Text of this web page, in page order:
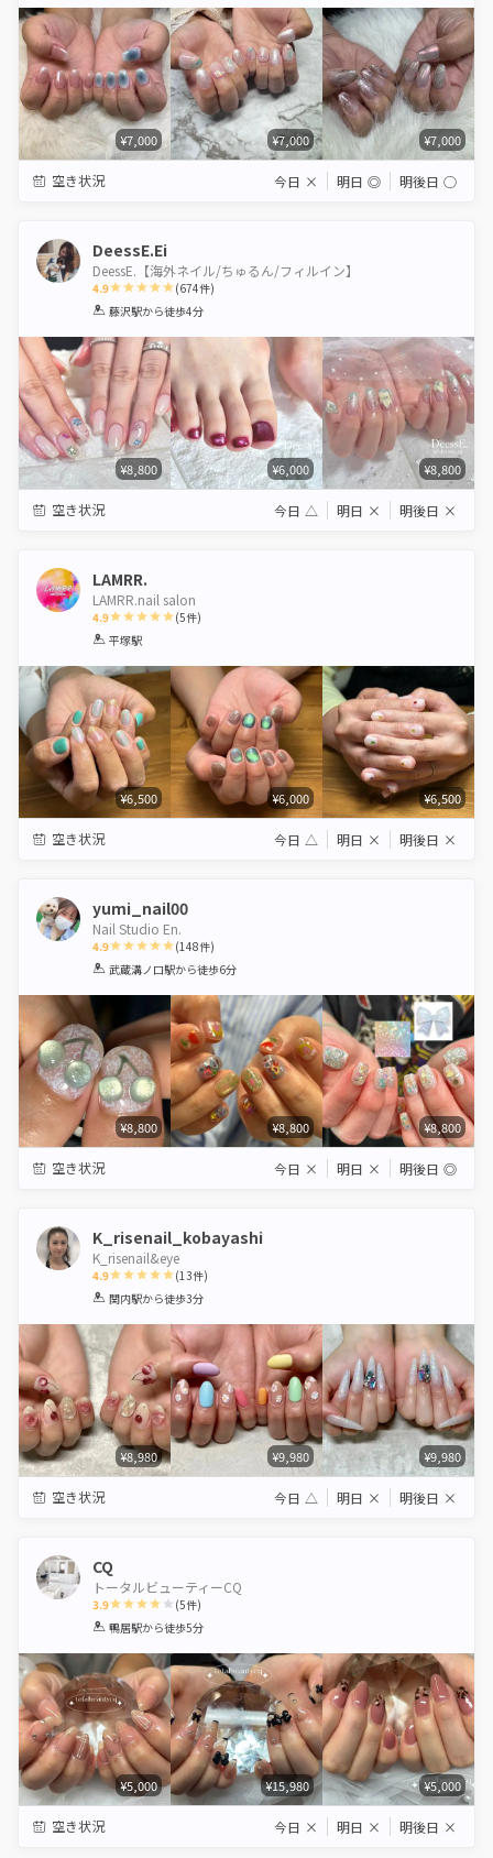
¥7,000 ¥7,000 ¥7,000
空き状況 今日 × 明日 ◎ 明後日 ◯
DeessE.Ei
DeessE.【海外ネイル/ちゅるん/フィルイン】
4.9
1 2 3 4 5
(674件)
藤沢駅から徒歩4分
¥8,800 ¥6,000 ¥8,800
空き状況 今日 △ 明日 × 明後日 ×
LAMRR.
LAMRR.nail salon
4.9
1 2 3
(5件)
平塚駅
¥6,500 ¥6,000 ¥6,500
空き状況 今日 △ 明日 × 明後日 ×
yumi_nail00
Nail Studio En.
4.9
1 2 3 4 5
(148件)
武蔵溝ノ口駅から徒歩6分
¥8,800 ¥8,800 ¥8,800
空き状況 今日 × 明日 × 明後日 ◎
K_risenail_kobayashi
K_risenail&eye
4.9
1 2 3 4 5
(13件)
関内駅から徒歩3分
¥8,980 ¥9,980 ¥9,980
空き状況 今日 △ 明日 × 明後日 ×
CQ
トータルビューティーCQ
3.9
1 2 3 4 5
(5件)
鴨居駅から徒歩5分
¥5,000 ¥15,980 ¥5,000
空き状況 今日 × 明日 × 明後日 ×